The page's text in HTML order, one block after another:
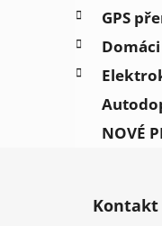
GPS
NOVÉ
Kontakt